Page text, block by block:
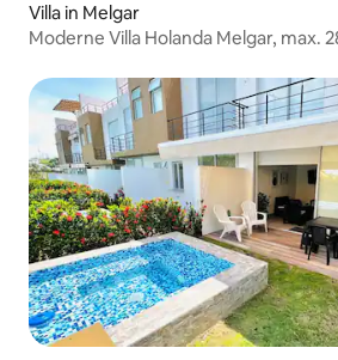
Villa in Melgar
Moderne Villa Holanda Melgar, max.